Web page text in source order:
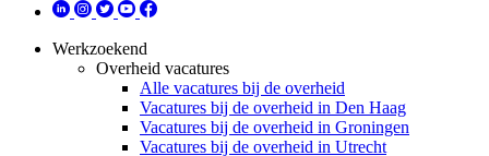
Werkzoekend
Overheid vacatures
Alle vacatures bij de overheid
Vacatures bij de overheid in Den Haag
Vacatures bij de overheid in Groningen
Vacatures bij de overheid in Utrecht